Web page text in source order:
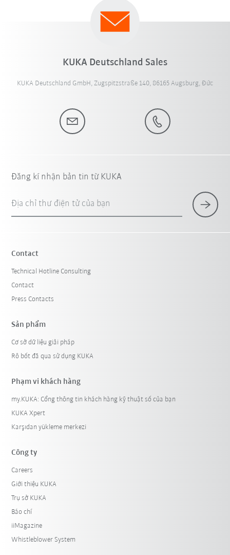
KUKA Deutschland Sales
KUKA Deutschland GmbH, Zugspitzstraße 140, 86165 Augsburg, Đức
Đăng kí nhận bản tin từ KUKA
Địa chỉ thư điện tử của bạn
Contact
Technical Hotline Consulting
Contact
Press Contacts
Sản phẩm
Cơ sở dữ liệu giải pháp
Rô bốt đã qua sử dụng KUKA
Phạm vi khách hàng
my.KUKA: Cổng thông tin khách hàng kỹ thuật số của bạn
KUKA Xpert
Karşıdan yükleme merkezi
Công ty
Careers
Giới thiệu KUKA
Trụ sở KUKA
Báo chí
iiMagazine
Whistleblower System